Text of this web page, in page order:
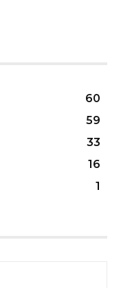
60
59
33
16
1